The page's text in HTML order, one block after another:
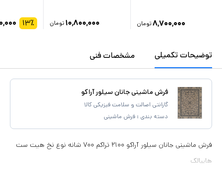
۸,۷۰۰,۰۰۰تومان ۱۰,۸۰۰,۰۰۰ تومان ۱۳٪
توضیحات تکمیلی مشخصات فنی
فرش ماشینی جانان سیلور آراکو
گارانتی اصالت و سلامت فیزیکی کالا
دسته بندی : فرش ماشینی
فرش ماشینی جانان سیلور آراکو ۲۱۰۰ تراکم ۷۰۰ شانه نوع نخ هیت ست
هایبالک